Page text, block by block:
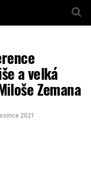
a velká
Zemana
2021